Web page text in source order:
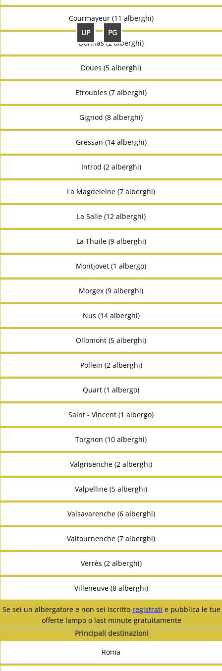
UP PG
Courmayeur (11 alberghi)
Donnas (2 alberghi)
Doues (5 alberghi)
Etroubles (7 alberghi)
Gignod (8 alberghi)
Gressan (14 alberghi)
Introd (2 alberghi)
La Magdeleine (7 alberghi)
La Salle (12 alberghi)
La Thuile (9 alberghi)
Montjovet (1 albergo)
Morgex (9 alberghi)
Nus (14 alberghi)
Ollomont (5 alberghi)
Pollein (2 alberghi)
Quart (1 albergo)
Saint - Vincent (1 albergo)
Torgnon (10 alberghi)
Valgrisenche (2 alberghi)
Valpelline (5 alberghi)
Valsavarenche (6 alberghi)
Valtournenche (7 alberghi)
Verrès (2 alberghi)
Villeneuve (8 alberghi)
Se sei un albergatore e non sei iscritto registrati e pubblica le tue
offerte lampo o last minute gratuitamente
Principali destinazioni
Roma